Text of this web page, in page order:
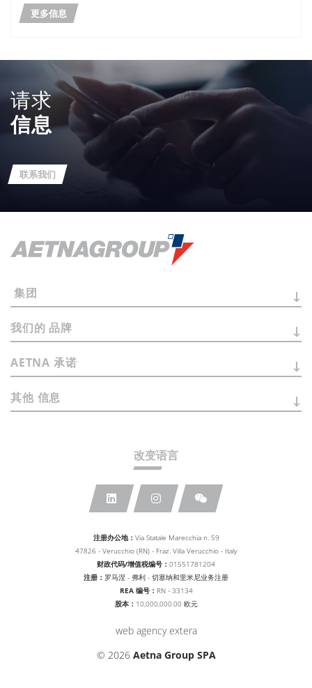
更多信息
请求
信息
联系我们
注册办公地： Via Statale Marecchia n. 59
47826 - Verucchio (RN) - Fraz. Villa Verucchio - Italy
财政代码/增值税编号： 01551781204
注册： 罗马涅 - 弗利 - 切塞纳和里米尼业务注册
REA 编号： RN - 33134
股本： 10,000,000.00 欧元
web agency extera
© 2026 Aetna Group SPA
改变语言
集团
我们的 品牌
AETNA 承诺
其他 信息